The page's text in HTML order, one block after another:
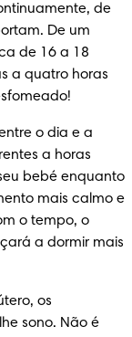
de
De um
de 16 a 18
a quatro horas
o dia e a
a horas
bebé enquanto
mais calmo e
o tempo, o
a dormir mais
os
sono. Não é